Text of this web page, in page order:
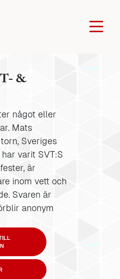
&
något eller
Mats
Sveriges
varit SVT:S
är
inom vett och
Svaren är
anonym